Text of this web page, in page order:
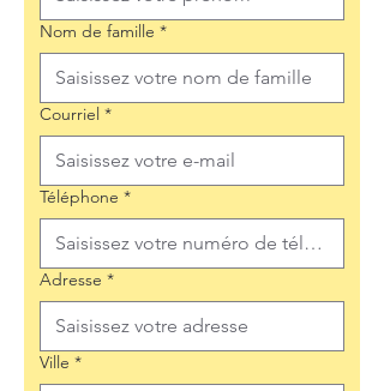
Nom de famille *
Courriel *
Téléphone *
Adresse *
Ville *